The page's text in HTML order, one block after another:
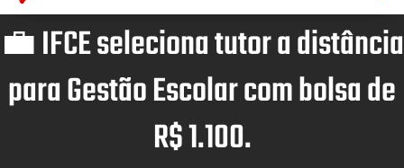
💼 IFCE seleciona tutor a distância
para Gestão Escolar com bolsa de
R$ 1.100.